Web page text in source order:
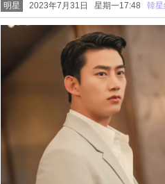
明星 2023年7月31日 星期一17:48 韓星